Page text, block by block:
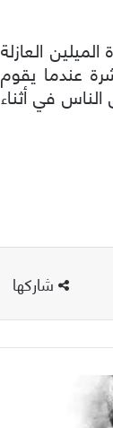
العازلة
عندما يقوم
في أثناء
شاركها